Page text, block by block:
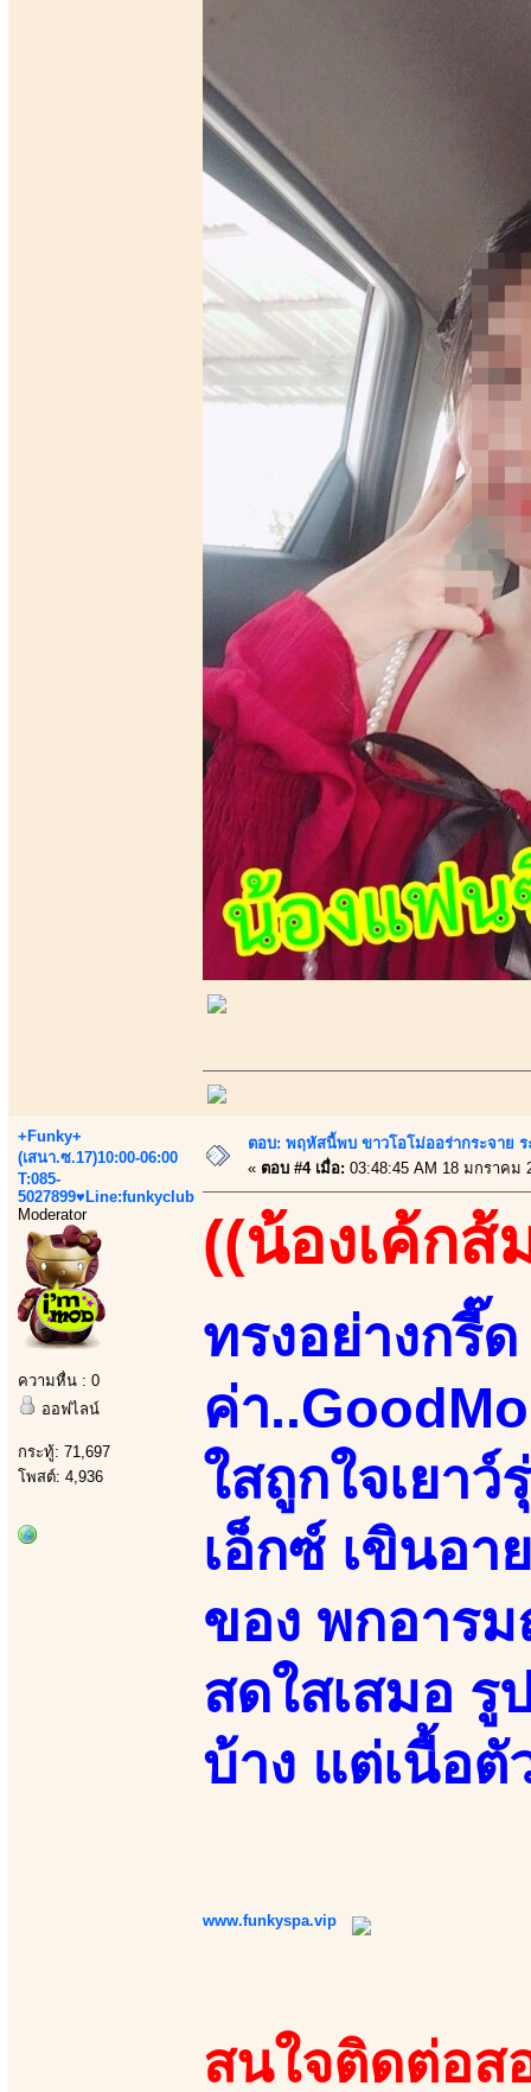
+Funky+
(เสนา.ซ.17)10:00-06:00
T:085-
5027899♥Line:funkyclub
Moderator
ความหื่น : 0
ออฟไลน์
กระทู้: 71,697
โพสต์: 4,936
ตอบ: พฤหัสนี้พบ ขาวโอโม่ออร่ากระจาย
« ตอบ #4 เมื่อ: 03:48:45 AM 18 มกราคม
((น้องเค้กส้
ทรงอย่างกรี๊
ค่า
ใสถูกใจเยา
เอ็กซ์ เขินอ
ของ พกอาร
สดใสเสมอ
บ้าง แต่เนื้อตั
www.funkyspa.vip
สนใจติดต่อส